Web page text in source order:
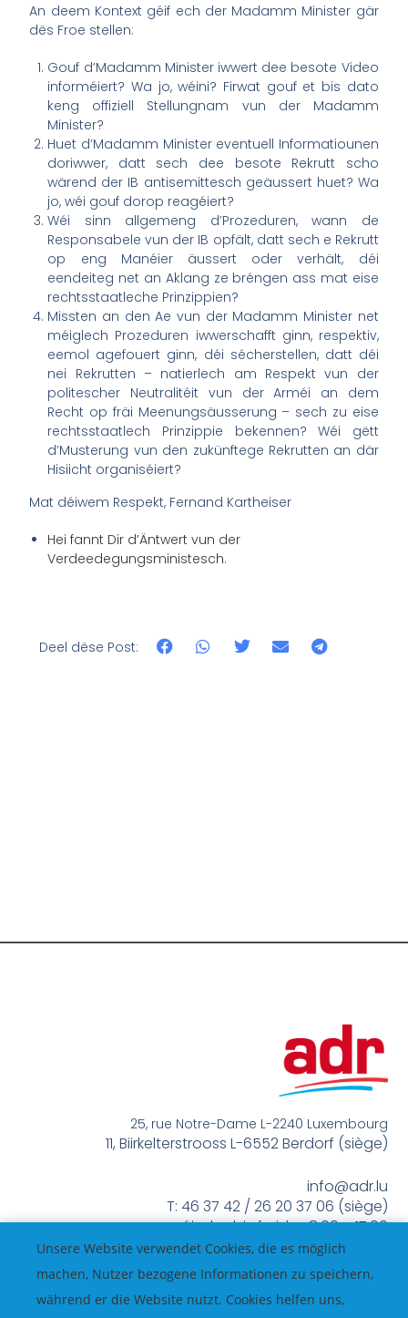
An deem Kontext géif ech der Madamm Minister gär
dës Froe stellen:
Gouf d’Madamm Minister iwwert dee besote Video
informéiert? Wa jo, wéini? Firwat gouf et bis dato
keng offiziell Stellungnam vun der Madamm
Minister?
Huet d’Madamm Minister eventuell Informatiounen
doriwwer, datt sech dee besote Rekrutt scho
wärend der IB antisemittesch geäussert huet? Wa
jo, wéi gouf dorop reagéiert?
Wéi sinn allgemeng d’Prozeduren, wann de
Responsabele vun der IB opfält, datt sech e Rekrutt
op eng Manéier äussert oder verhält, déi
eendeiteg net an Aklang ze bréngen ass mat eise
rechtsstaatleche Prinzippien?
Missten an den Ae vun der Madamm Minister net
méiglech Prozeduren iwwerschafft ginn, respektiv,
eemol agefouert ginn, déi sécherstellen, datt déi
nei Rekrutten – natierlech am Respekt vun der
politescher Neutralitéit vun der Arméi an dem
Recht op fräi Meenungsäusserung – sech zu eise
rechtsstaatlech Prinzippie bekennen? Wéi gëtt
d’Musterung vun den zukünftege Rekrutten an där
Hisiicht organiséiert?
Mat déiwem Respekt, Fernand Kartheiser
Hei fannt Dir d’Äntwert vun der
Verdeedegungsministesch.
Deel dëse Post:
25, rue Notre-Dame L-2240 Luxembourg
11, Biirkelterstrooss L-6552 Berdorf (siège)
info@adr.lu
T: 46 37 42 / 26 20 37 06 (siège)
méindes bis freides 8:00 – 17:00
Unsere Website verwendet Cookies, die es möglich
machen, Nutzer bezogene Informationen zu speichern,
während er die Website nutzt. Cookies helfen uns,